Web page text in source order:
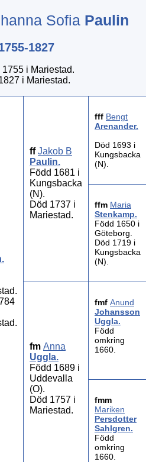
Sofia Paulin
1827
1755 i Mariestad.
i Mariestad.
.
ffJakob B
Paulin.
Född 1681 i
Kungsbacka
(N).
Död 1737 i
Mariestad.
fff Bengt
Arenander.
Död 1693 i
Kungsbacka
(N).
ffm Maria
Stenkamp.
Född 1650 i
Göteborg.
Död 1719 i
Kungsbacka
(N).
fm Anna
Uggla.
Född 1689 i
Uddevalla
(O).
Död 1757 i
Mariestad.
fmf Anund
Johansson
Uggla.
Född
omkring
1660.
fmm
Mariken
Persdotter
Sahlgren.
Född
omkring
1660.